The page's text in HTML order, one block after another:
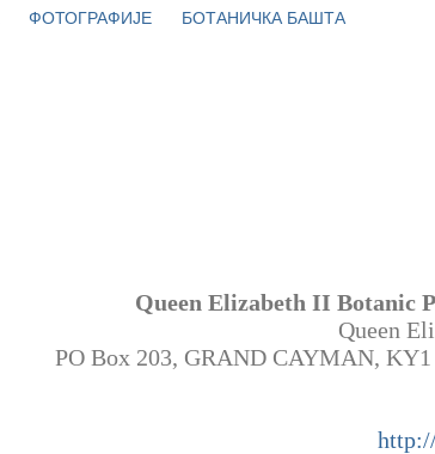
Queen Elizabeth II Botanic
Queen
PO Box 203, GRAND CAYMAN, KY1
ФОТОГРАФИЈЕ БОТАНИЧКА БАШТА